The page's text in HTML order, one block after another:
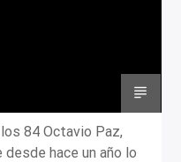
84 Octavio Paz,
hace un año lo